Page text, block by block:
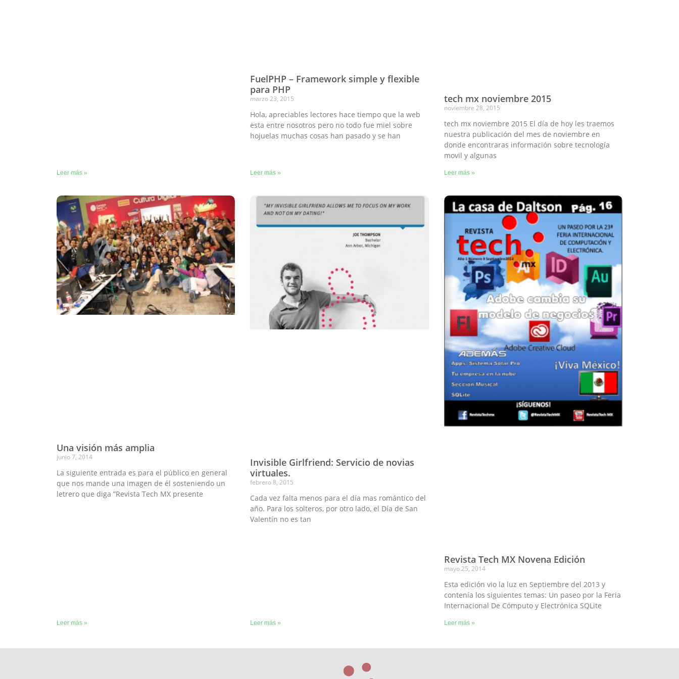
Leer más »
FuelPHP – Framework simple y flexible
para PHP
marzo 23, 2015
Hola, apreciables lectores hace tiempo que la web
esta entre nosotros pero no todo fue miel sobre
hojuelas muchas cosas han pasado y se han
Leer más »
tech mx noviembre 2015
noviembre 28, 2015
tech mx noviembre 2015 El día de hoy les traemos
nuestra publicación del mes de noviembre en
donde encontraras información sobre tecnología
movil y algunas
Leer más »
Una visión más amplia
junio 7, 2014
La siguiente entrada es para el público en general
que nos mande una imagen de él sosteniendo un
letrero que diga “Revista Tech MX presente
Leer más »
Invisible Girlfriend: Servicio de novias
virtuales.
febrero 8, 2015
Cada vez falta menos para el día mas romántico del
año. Para los solteros, por otro lado, el Día de San
Valentín no es tan
Leer más »
Revista Tech MX Novena Edición
mayo 25, 2014
Esta edición vio la luz en Septiembre del 2013 y
contenía los siguientes temas: Un paseo por la Feria
Internacional De Cómputo y Electrónica SQLite
Leer más »